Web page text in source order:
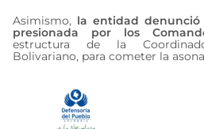
Asimismo, la entidad
presionada por los
estructura de la
Bolivariano, para cometer la